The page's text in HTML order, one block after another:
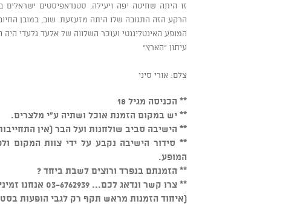
זו היתה שחיטה יפה ויעילה. סטנדאפיסטים ישראלים
הרקע הזה התגובה שלו היתה מזעזעת. שוב, במובן
המופע האינטליגנטי ועוכר השלווה של אלעד גלעדי
עיתון "הארץ"
צלם: אורי סיני
** הכניסה מגיל 18
** יש במקום הזמנת אוכל ושתיה ע"י מלצרים.
** הישיבה סביב שולחנות ועל הבר (אין
המופע.
** הזמנתם בנפרד ורוצים לשבת ביחד ?
** צרו קשר ונדאג לכם... 03-6762939 אנחנו זמינים כל יום מהשעה 15:00
(איחוד הזמנות מראש תקף רק לגבי הופעות